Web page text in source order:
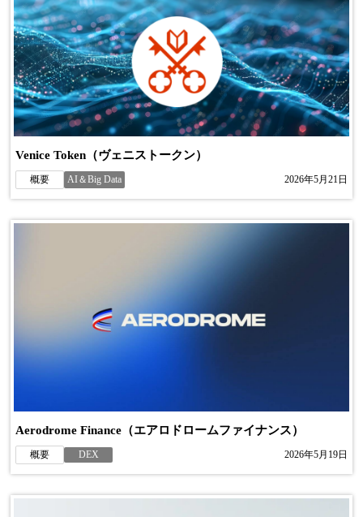
Venice Token（ヴェニストークン）
概要 AI＆Big Data 2026年5月21日
Aerodrome Finance（エアロドロームファイナンス）
概要 DEX 2026年5月19日